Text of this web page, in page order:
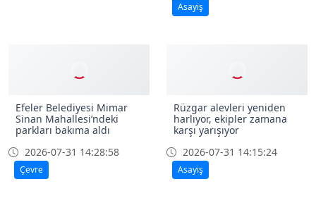
Asayiş
Efeler Belediyesi Mimar
Sinan Mahallesi’ndeki
parkları bakıma aldı
2026-07-31 14:28:58
Çevre
Rüzgar alevleri yeniden
harlıyor, ekipler zamana
karşı yarışıyor
2026-07-31 14:15:24
Asayiş